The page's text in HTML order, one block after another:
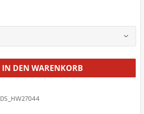
IN DEN WARENKORB
DS_HW27044